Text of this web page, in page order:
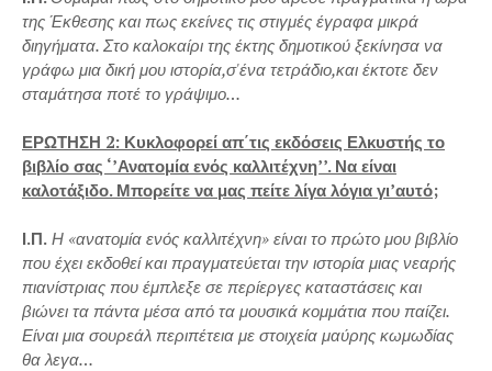
της Έκθεσης και πως εκείνες τις στιγμές έγραφα μικρά
διηγήματα. Στο καλοκαίρι της έκτης δημοτικού ξεκίνησα να
γράφω μια δική μου ιστορία,σ'ένα τετράδιο,και έκτοτε δεν
σταμάτησα ποτέ το γράψιμο…
ΕΡΩΤΗΣΗ 2: Κυκλοφορεί απ΄τις εκδόσεις Ελκυστής το
βιβλίο σας ‘’Ανατομία ενός καλλιτέχνη’’. Να είναι
καλοτάξιδο. Μπορείτε να μας πείτε λίγα λόγια γι’αυτό;
Ι.Π. Η «ανατομία ενός καλλιτέχνη» είναι το πρώτο μου βιβλίο
που έχει εκδοθεί και πραγματεύεται την ιστορία μιας νεαρής
πιανίστριας που έμπλεξε σε περίεργες καταστάσεις και
βιώνει τα πάντα μέσα από τα μουσικά κομμάτια που παίζει.
Είναι μια σουρεάλ περιπέτεια με στοιχεία μαύρης κωμωδίας
θα λεγα…